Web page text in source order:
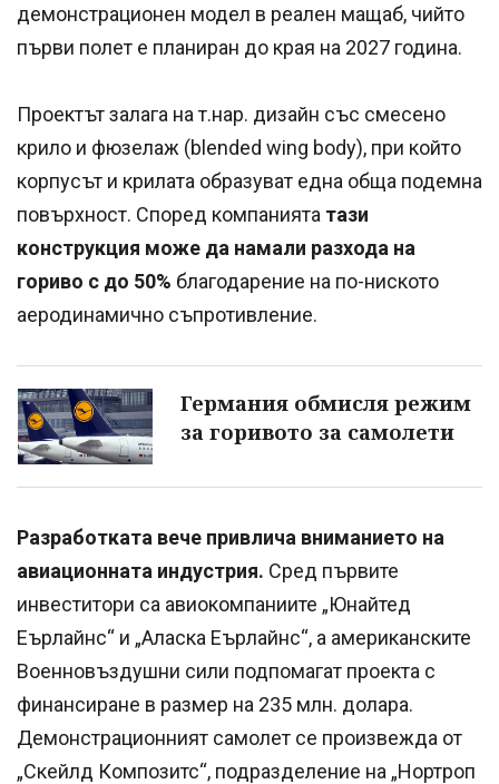
демонстрационен модел в реален мащаб, чийто
първи полет е планиран до края на 2027 година.
Проектът залага на т.нар. дизайн със смесено
крило и фюзелаж (blended wing body), при който
корпусът и крилата образуват една обща подемна
повърхност. Според компанията тази
конструкция може да намали разхода на
гориво с до 50% благодарение на по-ниското
аеродинамично съпротивление.
Германия обмисля режим
за горивото за самолети
Разработката вече привлича вниманието на
авиационната индустрия. Сред първите
инвеститори са авиокомпаниите „Юнайтед
Еърлайнс“ и „Аласка Еърлайнс“, а американските
Военновъздушни сили подпомагат проекта с
финансиране в размер на 235 млн. долара.
Демонстрационният самолет се произвежда от
„Скейлд Композитс“, подразделение на „Нортроп